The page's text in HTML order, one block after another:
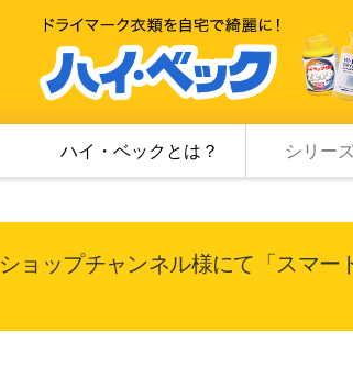
ハイ・ベックとは？ シリー
ショップチャンネル様にて「スマー